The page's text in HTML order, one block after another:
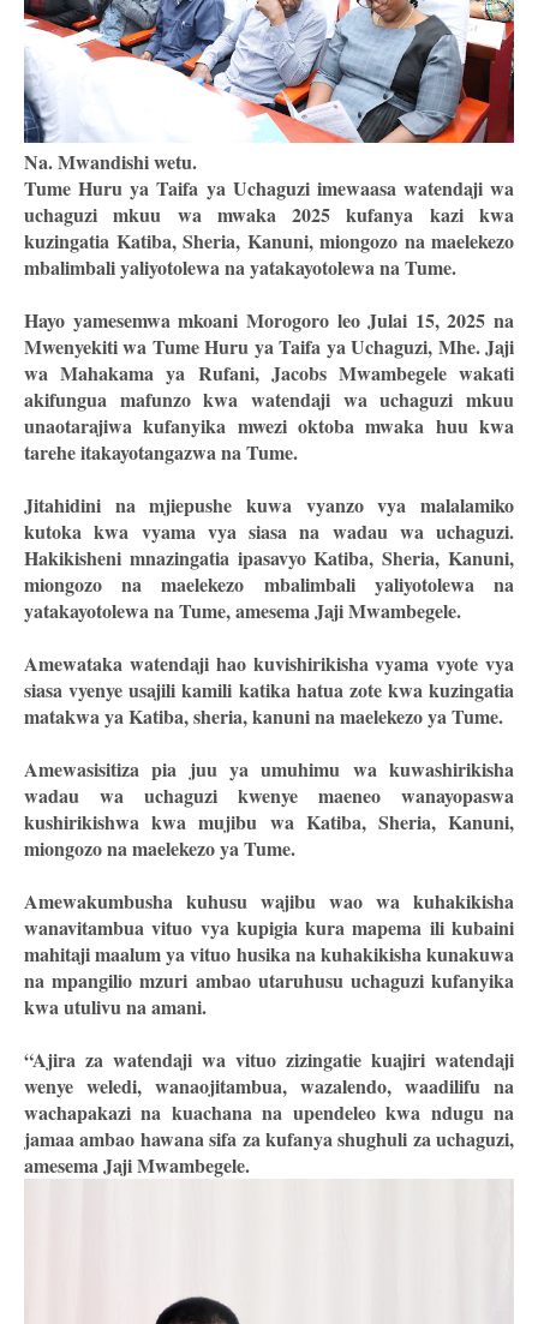
Na. Mwandishi wetu.
Tume Huru ya Taifa ya Uchaguzi imewaasa watendaji wa
uchaguzi mkuu wa mwaka 2025 kufanya kazi kwa
kuzingatia Katiba, Sheria, Kanuni, miongozo na maelekezo
mbalimbali yaliyotolewa na yatakayotolewa na Tume.
Hayo yamesemwa mkoani Morogoro leo Julai 15, 2025 na
Mwenyekiti wa Tume Huru ya Taifa ya Uchaguzi, Mhe. Jaji
wa Mahakama ya Rufani, Jacobs Mwambegele wakati
akifungua mafunzo kwa watendaji wa uchaguzi mkuu
unaotarajiwa kufanyika mwezi oktoba mwaka huu kwa
tarehe itakayotangazwa na Tume.
Jitahidini na mjiepushe kuwa vyanzo vya malalamiko
kutoka kwa vyama vya siasa na wadau wa uchaguzi.
Hakikisheni mnazingatia ipasavyo Katiba, Sheria, Kanuni,
miongozo na maelekezo mbalimbali yaliyotolewa na
yatakayotolewa na Tume, amesema Jaji Mwambegele.
Amewataka watendaji hao kuvishirikisha vyama vyote vya
siasa vyenye usajili kamili katika hatua zote kwa kuzingatia
matakwa ya Katiba, sheria, kanuni na maelekezo ya Tume.
Amewasisitiza pia juu ya umuhimu wa kuwashirikisha
wadau wa uchaguzi kwenye maeneo wanayopaswa
kushirikishwa kwa mujibu wa Katiba, Sheria, Kanuni,
miongozo na maelekezo ya Tume.
Amewakumbusha kuhusu wajibu wao wa kuhakikisha
wanavitambua vituo vya kupigia kura mapema ili kubaini
mahitaji maalum ya vituo husika na kuhakikisha kunakuwa
na mpangilio mzuri ambao utaruhusu uchaguzi kufanyika
kwa utulivu na amani.
“Ajira za watendaji wa vituo zizingatie kuajiri watendaji
wenye weledi, wanaojitambua, wazalendo, waadilifu na
wachapakazi na kuachana na upendeleo kwa ndugu na
jamaa ambao hawana sifa za kufanya shughuli za uchaguzi,
amesema Jaji Mwambegele.